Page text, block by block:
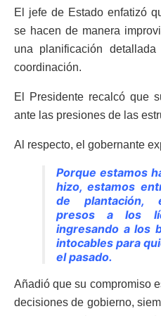
El jefe de Estado enfatizó
se hacen de manera
una planificación
coordinación.
El Presidente recalcó que
ante las presiones de las
Al respecto, el gobernante
Porque estamos
hizo, estamos
de plantación,
presos a los
ingresando a los
intocables para
el pasado.
Añadió que su compromiso
decisiones de gobierno,